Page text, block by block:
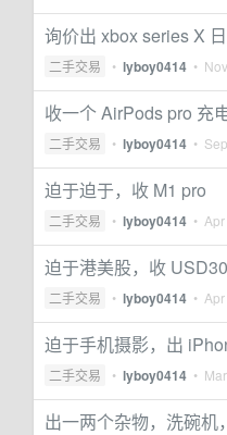
询价出 xbox series X
二手交易 • lyboy0414 •
收一个 AirPods pro 充
二手交易 • lyboy0414 •
迫于迫于，收 M1 pro
二手交易 • lyboy0414 •
迫于港美股，收
二手交易 • lyboy0414 •
迫于手机摄影，出
二手交易 • lyboy0414 •
出一两个杂物，洗碗机